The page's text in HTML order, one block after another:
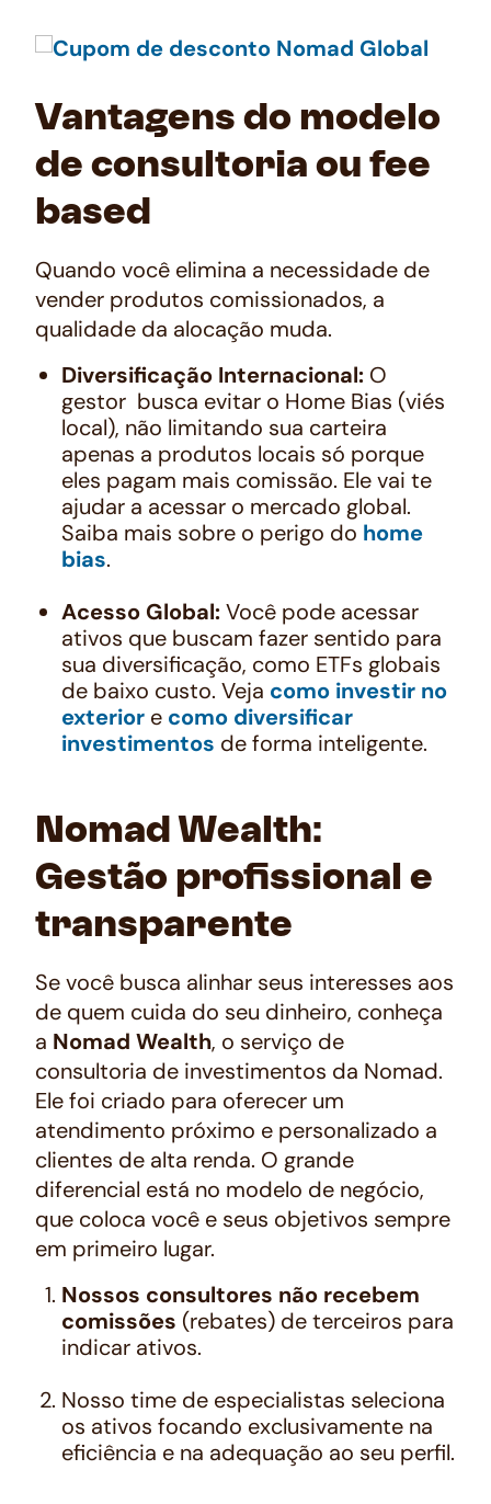
Vantagens do modelo
de consultoria ou fee
based
Quando você elimina a necessidade de
vender produtos comissionados, a
qualidade da alocação muda.
Diversificação Internacional: O
gestor busca evitar o Home Bias (viés
local), não limitando sua carteira
apenas a produtos locais só porque
eles pagam mais comissão. Ele vai te
ajudar a acessar o mercado global.
Saiba mais sobre o perigo do home
bias.
Acesso Global:Você pode acessar
ativos que buscam fazer sentido para
sua diversificação, como ETFs globais
de baixo custo. Veja como investir no
exterior e como diversificar
investimentos de forma inteligente.
Nomad Wealth:
Gestão profissional e
transparente
Se você busca alinhar seus interesses aos
de quem cuida do seu dinheiro, conheça
a Nomad Wealth, o serviço de
consultoria de investimentos da Nomad.
Ele foi criado para oferecer um
atendimento próximo e personalizado a
clientes de alta renda. O grande
diferencial está no modelo de negócio,
que coloca você e seus objetivos sempre
em primeiro lugar.
Nossos consultores não recebem
comissões (rebates) de terceiros para
indicar ativos.
Nosso time de especialistas seleciona
os ativos focando exclusivamente na
eficiência e na adequação ao seu perfil.